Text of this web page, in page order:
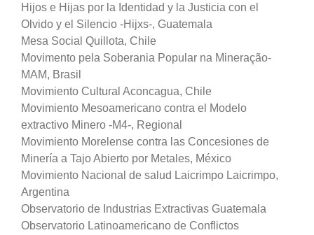
Hijos e Hijas por la Identidad y la Justicia con el
Olvido y el Silencio -Hijxs-, Guatemala
Mesa Social Quillota, Chile
Movimento pela Soberania Popular na Mineração-
MAM, Brasil
Movimiento Cultural Aconcagua, Chile
Movimiento Mesoamericano contra el Modelo
extractivo Minero -M4-, Regional
Movimiento Morelense contra las Concesiones de
Minería a Tajo Abierto por Metales, México
Movimiento Nacional de salud Laicrimpo Laicrimpo,
Argentina
Observatorio de Industrias Extractivas Guatemala
Observatorio Latinoamericano de Conflictos